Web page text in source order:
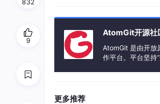
AtomGit开源社
AtomGit 是由开放
作平台。平台坚持
更多推荐
832
9